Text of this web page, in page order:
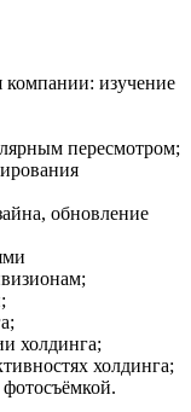
компании: изучение
пересмотром;
обновление
холдинга;
холдинга;
фотосъёмкой.